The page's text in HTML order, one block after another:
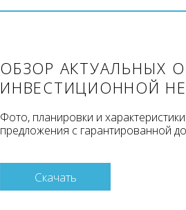
ОБЗОР АКТУАЛЬНЫХ
ИНВЕСТИЦИОННОЙ
Фото, планировки и
предложения с гарантированной
Скачать